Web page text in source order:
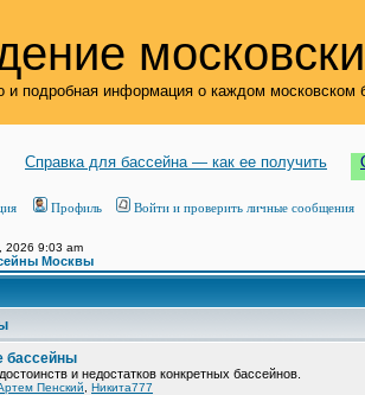
и подробная информация о каждом московском
Справка для бассейна — как ее получить
Профиль Войти и проверить личные сообщения
2026 9:03 am
Москвы
бассейны
и недостатков конкретных бассейнов.
Пенский Никита777